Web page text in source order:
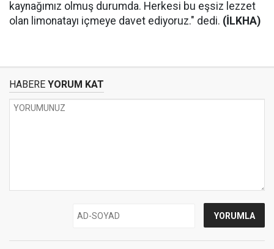
kaynağımız olmuş durumda. Herkesi bu eşsiz lezzet
olan limonatayı içmeye davet ediyoruz." dedi. (İLKHA)
HABERE YORUM KAT